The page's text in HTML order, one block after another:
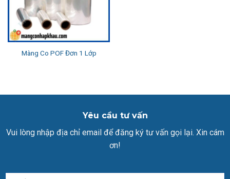
Màng Co POF Đơn 1 Lớp
Yêu cầu tư vấn
Vui lòng nhập địa chỉ email để đăng ký tư vấn gọi lại. Xin cám
ơn!